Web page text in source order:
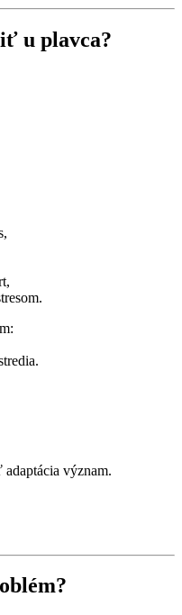
u plavca?
adaptácia význam.